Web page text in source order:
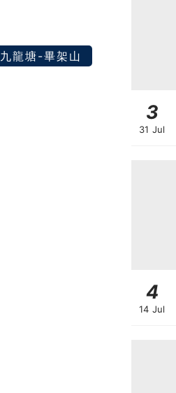
九龍塘-畢架山
3
31 Jul
4
14 Jul